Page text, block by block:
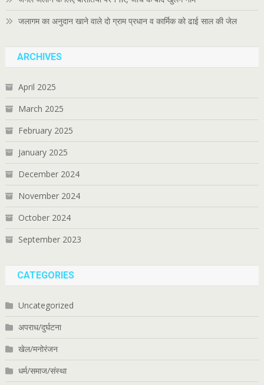
जलागम का अनुदान खाने वाले दो ग्राम प्रधान व कार्मिक को ढाई साल की जेल
ARCHIVES
April 2025
March 2025
February 2025
January 2025
December 2024
November 2024
October 2024
September 2023
CATEGORIES
Uncategorized
अपराध/दुर्घटना
खेल/मनोरंजन
धर्म/समाज/संस्था